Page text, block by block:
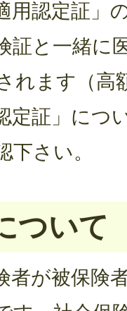
用認定証」
証と一緒に
れます（高
定証」につ
さい。
ついて
者が被保険